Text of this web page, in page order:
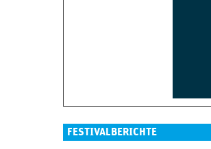
FESTIVALBERICHTE